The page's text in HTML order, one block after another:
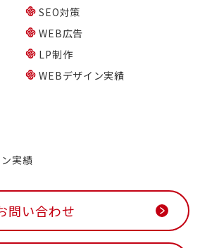
実績
SEO対策
WEB広告
LP制作
WEBデザイン実績
問い合わせ